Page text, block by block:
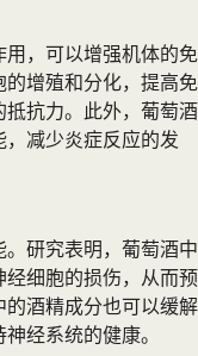
，可以增强机体的免
增殖和分化，提高免
抗力。此外，葡萄酒
减少炎症反应的发
研究表明，葡萄酒中
细胞的损伤，从而预
的酒精成分也可以缓解
经系统的健康。